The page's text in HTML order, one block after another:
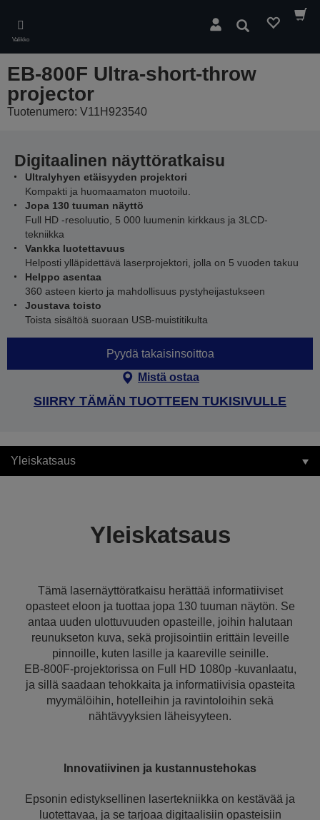
main
content
Valikko
Hae
EB-800F Ultra-short-throw
projector
Tuotenumero: V11H923540
Digitaalinen näyttöratkaisu
Ultralyhyen etäisyyden projektori
Kompakti ja huomaamaton muotoilu.
Jopa 130 tuuman näyttö
Full HD -resoluutio, 5 000 luumenin kirkkaus ja 3LCD-
tekniikka
Vankka luotettavuus
Helposti ylläpidettävä laserprojektori, jolla on 5 vuoden takuu
Helppo asentaa
360 asteen kierto ja mahdollisuus pystyheijastukseen
Joustava toisto
Toista sisältöä suoraan USB-muistitikulta
Pyydä takaisinsoittoa
Mistä ostaa
SIIRRY TÄMÄN TUOTTEEN TUKISIVULLE
Yleiskatsaus
Yleiskatsaus
Tämä lasernäyttöratkaisu herättää informatiiviset
opasteet eloon ja tuottaa jopa 130 tuuman näytön. Se
antaa uuden ulottuvuuden opasteille, joihin halutaan
reunukseton kuva, sekä projisointiin erittäin leveille
pinnoille, kuten lasille ja kaareville seinille.
EB-800F-projektorissa on Full HD 1080p -kuvanlaatu,
ja sillä saadaan tehokkaita ja informatiivisia opasteita
myymälöihin, hotelleihin ja ravintoloihin sekä
nähtävyyksien läheisyyteen.
Innovatiivinen ja kustannustehokas
Epsonin edistyksellinen lasertekniikka on kestävää ja
luotettavaa, ja se tarjoaa digitaalisiin opasteisiin